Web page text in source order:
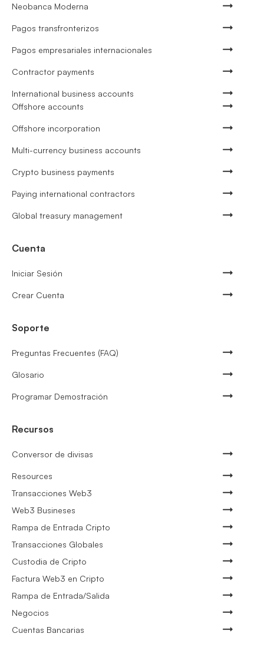
Neobanca Moderna
Pagos transfronterizos
Pagos empresariales internacionales
Contractor payments
International business accounts
Offshore accounts
Offshore incorporation
Multi-currency business accounts
Crypto business payments
Paying international contractors
Global treasury management
Cuenta
Iniciar Sesión
Crear Cuenta
Soporte
Preguntas Frecuentes (FAQ)
Glosario
Programar Demostración
Recursos
Conversor de divisas
Resources
Transacciones Web3
Web3 Busineses
Rampa de Entrada Cripto
Transacciones Globales
Custodia de Cripto
Factura Web3 en Cripto
Rampa de Entrada/Salida
Negocios
Cuentas Bancarias